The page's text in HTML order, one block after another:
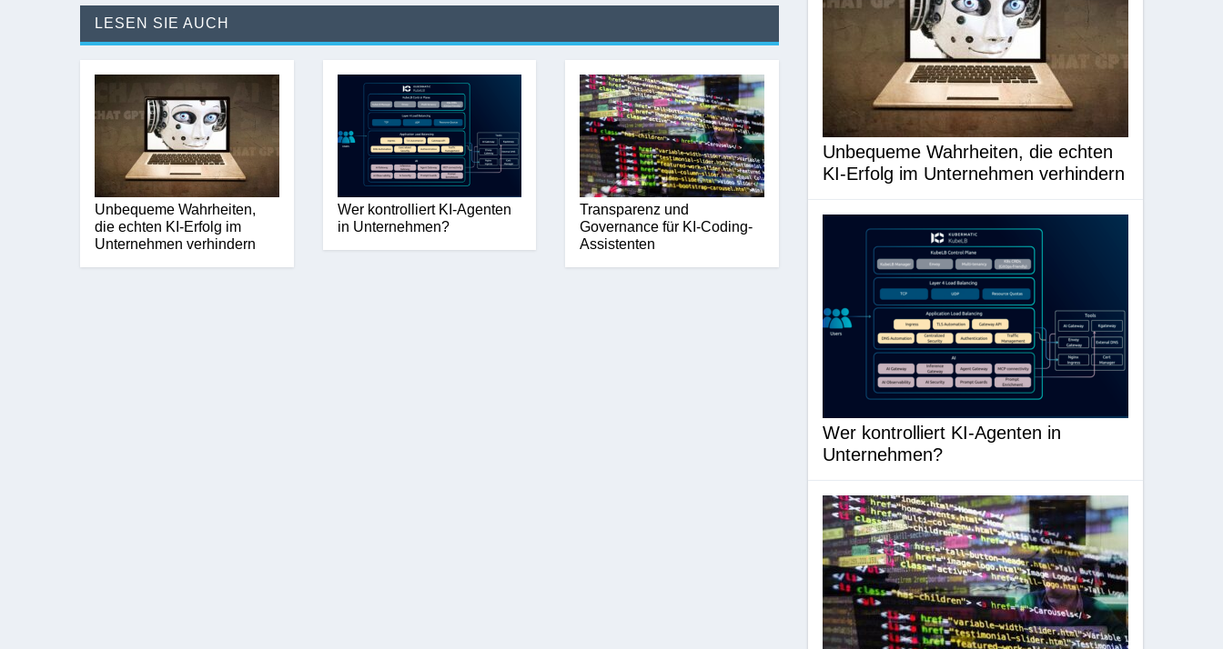
LESEN SIE AUCH
Unbequeme Wahrheiten,
die echten KI-Erfolg im
Unternehmen verhindern
Wer kontrolliert KI-Agenten
in Unternehmen?
Transparenz und
Governance für KI-Coding-
Assistenten
Unbequeme Wahrheiten, die echten
KI-Erfolg im Unternehmen verhindern
Wer kontrolliert KI-Agenten in
Unternehmen?